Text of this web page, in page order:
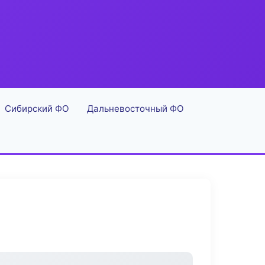
Сибирский ФО Дальневосточный ФО